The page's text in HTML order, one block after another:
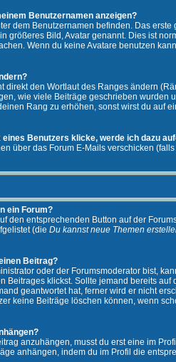
Benutzernamen anzeigen?
dem Benutzernamen befinden. Das
größeres Bild, Avatar genannt. Dies ist
Wenn du keine Avatare benutzen
direkt den Wortlaut des Ranges ändern
wie viele Beiträge geschrieben wurden
Rang zu erhöhen, sonst wirst du auf
eines Benutzers klicke, werde ich dazu
über das Forum E-Mails verschicken
ein Forum?
den entsprechenden Button auf der
(die Du kannst neue Themen
Beitrag?
oder der Forumsmoderator bist,
Beitrages klickst. Sollte jemand bereits
geantwortet hat, ferner wird er nicht
keine Beiträge löschen können, wenn
anzuhängen, musst du erst eine im
anhängen, indem du im Profil die